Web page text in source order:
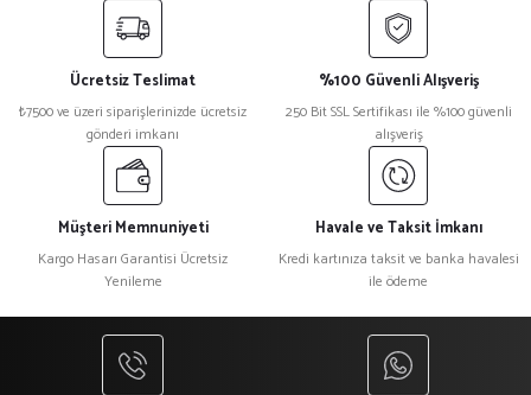
Ücretsiz Teslimat
₺7500 ve üzeri siparişlerinizde ücretsiz
gönderi imkanı
%100 Güvenli Alışveriş
250 Bit SSL Sertifikası ile %100 güvenli
alışveriş
Müşteri Memnuniyeti
Kargo Hasarı Garantisi Ücretsiz
Yenileme
Havale ve Taksit İmkanı
Kredi kartınıza taksit ve banka havalesi
ile ödeme